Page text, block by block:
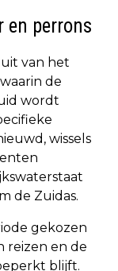
en perrons
van het
de
wordt
wissels
de Zuidas.
gekozen
reizen en de
blijft.